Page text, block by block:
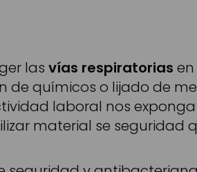
las vías respiratorias
de químicos o lijado de
laboral nos
material se seguridad